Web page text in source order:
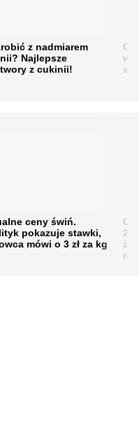
z nadmiarem
Najlepsze
z cukinii!
w
ceny świń.
pokazuje stawki,
mówi o 3 zł za kg